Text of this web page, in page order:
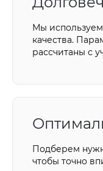
Мы
качества.
рассчитаны с
Подберем
чтобы точно